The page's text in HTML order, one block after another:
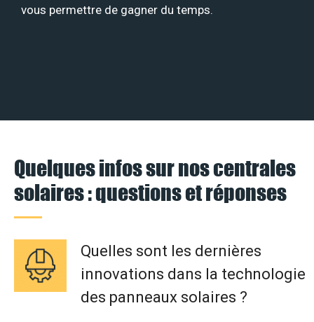
vous permettre de gagner du temps.
Quelques infos sur nos centrales
solaires : questions et réponses
Quelles sont les dernières
innovations dans la technologie
des panneaux solaires ?